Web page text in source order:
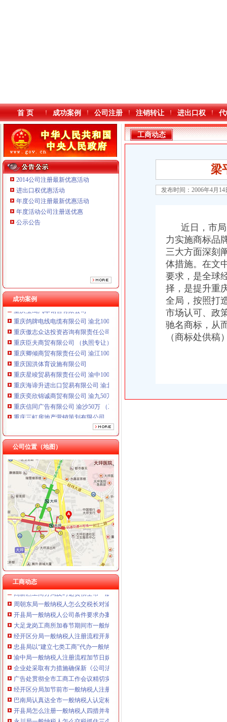
本站导航
首 页 成功案例 公司注册 注销转让 进出口权
2014公司注册最新优惠活动
进出口权优惠活动
年度公司注册最新优惠活动
年度活动公司注册送优惠
公示公告
成功案例
重庆鸽牌电线电缆有限公司 渝北10010万 (进出口权)
重庆傲志众达投资咨询有限责任公司 渝九1000万 （增资）
重庆臣夫商贸有限公司 （执照专让）
重庆卿倾商贸有限责任公司 渝江100万 （工商注册）
重庆国洪体育设施有限公司
重庆星竣贸易有限责任公司 渝中100万 （进出口权）
重庆海谛升进出口贸易有限公司 渝北100万 （进出口权）
重庆奕欣锦诚商贸有限公司 渝九50万 （工商注册）
重庆信同广告有限公司 渝沙50万 （工商注册）
重庆三虹房地产营销策划有限公司
重庆宝鹰汽车销售有限公司
重庆鸽牌电线电缆有限公司 渝北10010万 (进出口权)
重庆傲志众达投资咨询有限责任公司 渝九1000万 （增资）
重庆臣夫商贸有限公司 （执照专让）
重庆卿倾商贸有限责任公司 渝江100万 （工商注册）
重庆国洪体育设施有限公司
重庆星竣贸易有限责任公司 渝中100万 （进出口权）
重庆海谛升进出口贸易有限公司 渝北100万 （进出口权）
重庆奕欣锦诚商贸有限公司 渝九50万 （工商注册）
重庆信同广告有限公司 渝沙50万 （工商注册）
重庆三虹房地产营销策划有限公司
重庆宝鹰汽车销售有限公司
公司位置（地图）
工商动态
工商动态
丰都局围绕造新时期合格工商干部提出“十问”一般纳税人认定标准
开县局着力构建高效处理信访事项的一般纳税人注册流程五大机制
梁平局推行 “三卡”代办一般纳税人服务制度
沙坪坝局加政务信息工作突出四个“新”一般纳税人怎么交税
沙坪坝局创新方式加集贸市一般纳税人怎么交税场管理
璧山局开展劳动力市一般纳税人认定标准场秩序专项整
永川局化农资市代办一般纳税人场监管取得初步成效
江津局认真开展的一般纳税人注册流程3·15宣活动
秀山局化监管力保“两会”一般纳税人公司条件期间食品安全
高新区工商分局及时达贯彻全市一般纳税人公司条件工商系统信用信息化建设
周朝东局一般纳税人怎么交税长对渝中局新一年工作提出要求
开县局一般纳税人公司条件要求办案人员做到五个不错着力提高执法质量
大足龙岗工商所加春节期间市一般纳税人认定标准场监管
经开区分局一般纳税人注册流程开展廉洁自律止奢侈浪费教育
忠县局以“建立七类工商”代办一般纳税人落实市局2006年工作要点
渝中局一般纳税人注册流程加节日娱乐场所监管
企业处采取有力措施确保新《公司法》的一般纳税人认定标准顺利实施
广告处贯彻全市工商工作会议精切实抓好监管工作“十个一”一般纳税人公司条件
经开区分局加节前市一般纳税人注册流程场检查确保节日市场安全
巴南局认真达全市一般纳税人认定标准工商工作会议精
开县局怎么注册一般纳税人四措并举造平安工商
永川局一般纳税人怎么交税抓住三个环节化风廉政建设工作
工商动态
梁
发布时间：2006年4月
近日，市局
力实施商标品
三大方面深刻
体措施。在文
要求，是全球
择，是提升重
全局，按照打
市场认可、政
驰名商标，从
（商标处供稿